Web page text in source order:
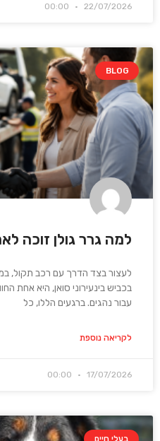
22/07/2026
BLOG
למה גרר גולן זוכה
לעצור בצד הדרך עם רכב תקול,
בכביש בינעירוני סואן, היא אחת
עבור נהגים. ברגעים הללו, כל
לקריאה נוספת
17/07/2026
בעלי חיים